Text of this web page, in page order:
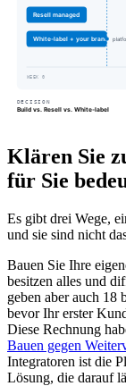
Klären Sie
für Sie
Es gibt drei Wege,
und sie sind nicht
Bauen Sie Ihre
besitzen alles und
geben aber auch 18
bevor Ihr erster
Diese Rechnung
Bauen gegen
Integratoren ist die
Lösung, die darauf